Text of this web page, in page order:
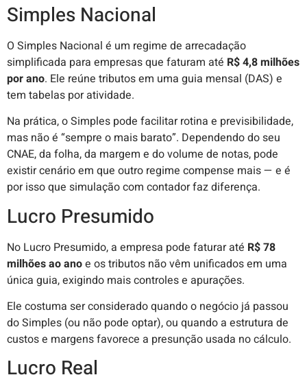
Simples Nacional
O Simples Nacional é um regime de arrecadação
simplificada para empresas que faturam até R$ 4,8 milhões
por ano. Ele reúne tributos em uma guia mensal (DAS) e
tem tabelas por atividade.
Na prática, o Simples pode facilitar rotina e previsibilidade,
mas não é “sempre o mais barato”. Dependendo do seu
CNAE, da folha, da margem e do volume de notas, pode
existir cenário em que outro regime compense mais — e é
por isso que simulação com contador faz diferença.
Lucro Presumido
No Lucro Presumido, a empresa pode faturar até R$ 78
milhões ao anoe os tributos não vêm unificados em uma
única guia, exigindo mais controles e apurações.
Ele costuma ser considerado quando o negócio já passou
do Simples (ou não pode optar), ou quando a estrutura de
custos e margens favorece a presunção usada no cálculo.
Lucro Real